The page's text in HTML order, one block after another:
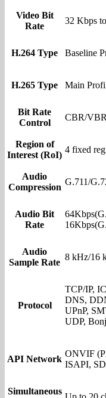
Video Bit
Rate
32 Kbps
H.264 Type Baseline
H.265 Type Main
Bit Rate
Control
CBR/VBR
Region of
Interest (RoI)
4 fixed
Audio
Compression
G.711/
Audio Bit
Rate
Audio
Sample Rate
8 kHz/16
Protocol
TCP/IP,
DNS,
UPnP,
UDP,
API Network
ONVIF
ISAPI,
Simultaneous